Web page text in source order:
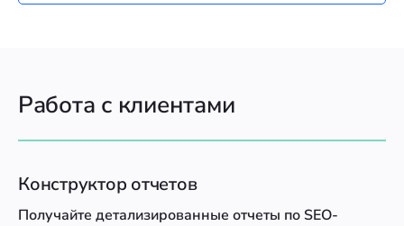
Работа с клиентами
Конструктор отчетов
Получайте детализированные отчеты по SEO-